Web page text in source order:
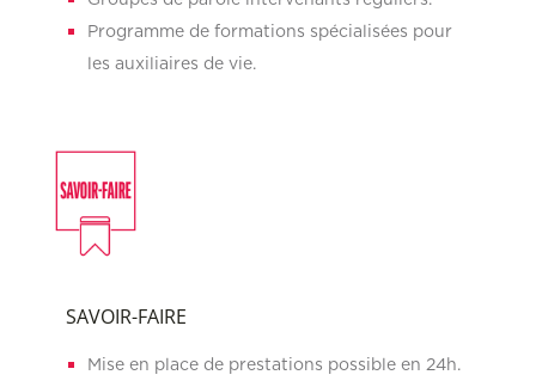
Programme de formations spécialisées pour
les auxiliaires de vie.
SAVOIR-FAIRE
Mise en place de prestations possible en 24h.